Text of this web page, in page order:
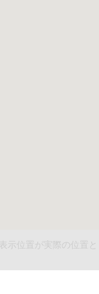
位置が実際の位置と